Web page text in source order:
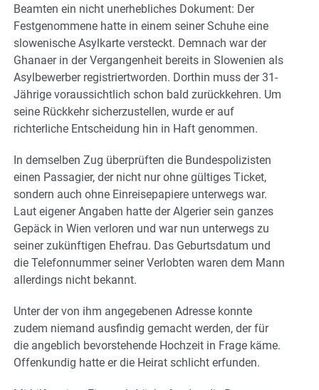
Beamten ein nicht unerhebliches Dokument: Der
Festgenommene hatte in einem seiner Schuhe eine
slowenische Asylkarte versteckt. Demnach war der
Ghanaer in der Vergangenheit bereits in Slowenien als
Asylbewerber registriertworden. Dorthin muss der 31-
Jährige voraussichtlich schon bald zurückkehren. Um
seine Rückkehr sicherzustellen, wurde er auf
richterliche Entscheidung hin in Haft genommen.
In demselben Zug überprüften die Bundespolizisten
einen Passagier, der nicht nur ohne gültiges Ticket,
sondern auch ohne Einreisepapiere unterwegs war.
Laut eigener Angaben hatte der Algerier sein ganzes
Gepäck in Wien verloren und war nun unterwegs zu
seiner zukünftigen Ehefrau. Das Geburtsdatum und
die Telefonnummer seiner Verlobten waren dem Mann
allerdings nicht bekannt.
Unter der von ihm angegebenen Adresse konnte
zudem niemand ausfindig gemacht werden, der für
die angeblich bevorstehende Hochzeit in Frage käme.
Offenkundig hatte er die Heirat schlicht erfunden.